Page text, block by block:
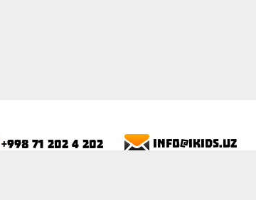
+998 71 202 4 202 info@ikids.uz